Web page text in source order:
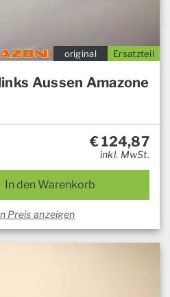
Ersatzteil
original
Aussen Amazone
€124,87
inkl. MwSt.
In den Warenkorb
Preis anzeigen